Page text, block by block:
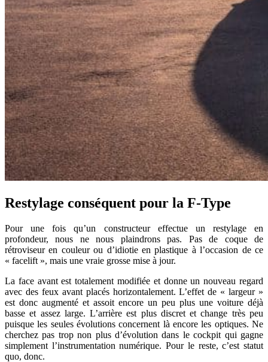
Restylage conséquent pour la F-Type
Pour une fois qu’un constructeur effectue un restylage en
profondeur, nous ne nous plaindrons pas. Pas de coque de
rétroviseur en couleur ou d’idiotie en plastique à l’occasion de ce
« facelift », mais une vraie grosse mise à jour.
La face avant est totalement modifiée et donne un nouveau regard
avec des feux avant placés horizontalement. L’effet de « largeur »
est donc augmenté et assoit encore un peu plus une voiture déjà
basse et assez large. L’arrière est plus discret et change très peu
puisque les seules évolutions concernent là encore les optiques. Ne
cherchez pas trop non plus d’évolution dans le cockpit qui gagne
simplement l’instrumentation numérique. Pour le reste, c’est statut
quo, donc.